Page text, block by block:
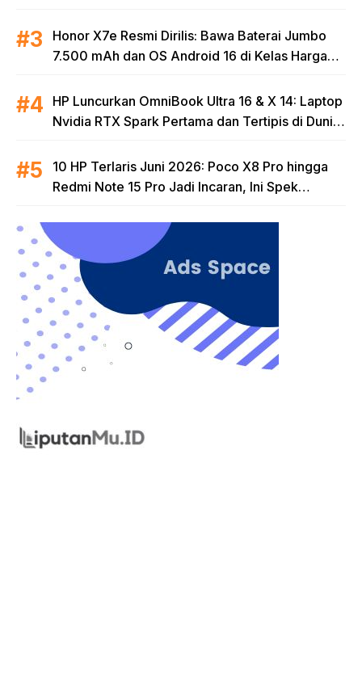
Honor X7e Resmi Dirilis: Bawa Baterai Jumbo
7.500 mAh dan OS Android 16 di Kelas Harga
HP Luncurkan OmniBook Ultra 16 & X 14: Laptop
Nvidia RTX Spark Pertama dan Tertipis di Dunia
10 HP Terlaris Juni 2026: Poco X8 Pro hingga
Redmi Note 15 Pro Jadi Incaran, Ini Spek